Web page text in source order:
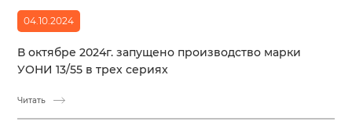
04.10.2024
В октябре 2024г. запущено производство марки
УОНИ 13/55 в трех сериях
Читать